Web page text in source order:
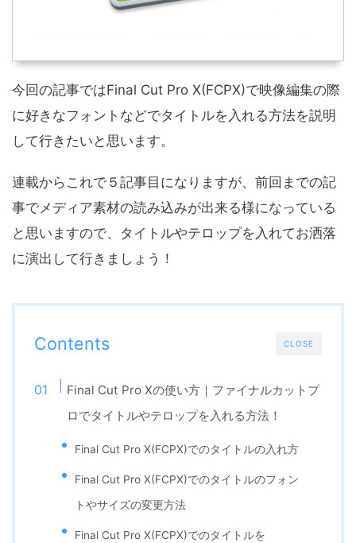
今回の記事ではFinal Cut Pro X(FCPX)で映像編集の際
に好きなフォントなどでタイトルを入れる方法を説明
して行きたいと思います。
連載からこれで５記事目になりますが、前回までの記
事でメディア素材の読み込みが出来る様になっている
と思いますので、タイトルやテロップを入れてお洒落
に演出して行きましょう！
CLOSE
Contents
Final Cut Pro Xの使い方｜ファイナルカットプ
ロでタイトルやテロップを入れる方法！
Final Cut Pro X(FCPX)でのタイトルの入れ方
Final Cut Pro X(FCPX)でのタイトルのフォン
トやサイズの変更方法
Final Cut Pro X(FCPX)でのタイトルを